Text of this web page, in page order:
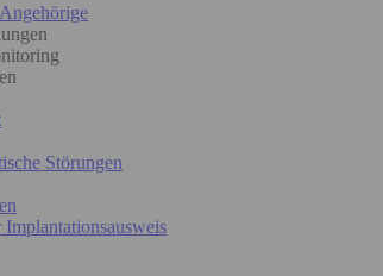
Störungen
Implantationsausweis